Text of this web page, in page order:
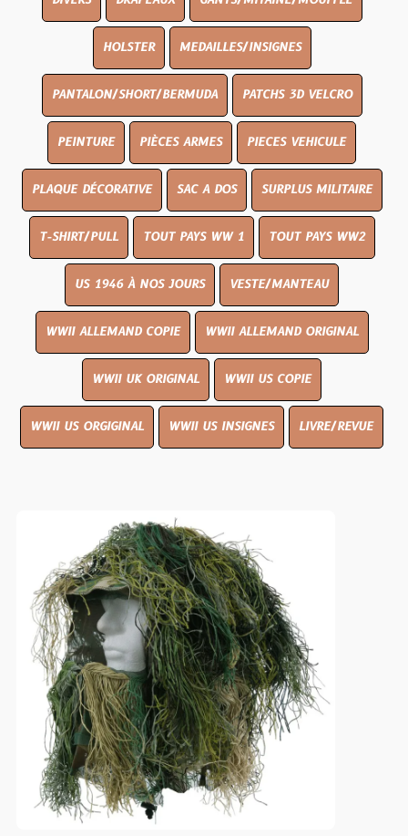
HOLSTER MEDAILLES/INSIGNES
PANTALON/SHORT/BERMUDA PATCHS 3D VELCRO
PEINTURE PIÈCES ARMES PIECES VEHICULE
PLAQUE DÉCORATIVE SAC A DOS SURPLUS MILITAIRE
T-SHIRT/PULL TOUT PAYS WW 1 TOUT PAYS WW2
US 1946 À NOS JOURS VESTE/MANTEAU
WWII ALLEMAND COPIE WWII ALLEMAND ORIGINAL
WWII UK ORIGINAL WWII US COPIE
WWII US ORGIGINAL WWII US INSIGNES LIVRE/REVUE